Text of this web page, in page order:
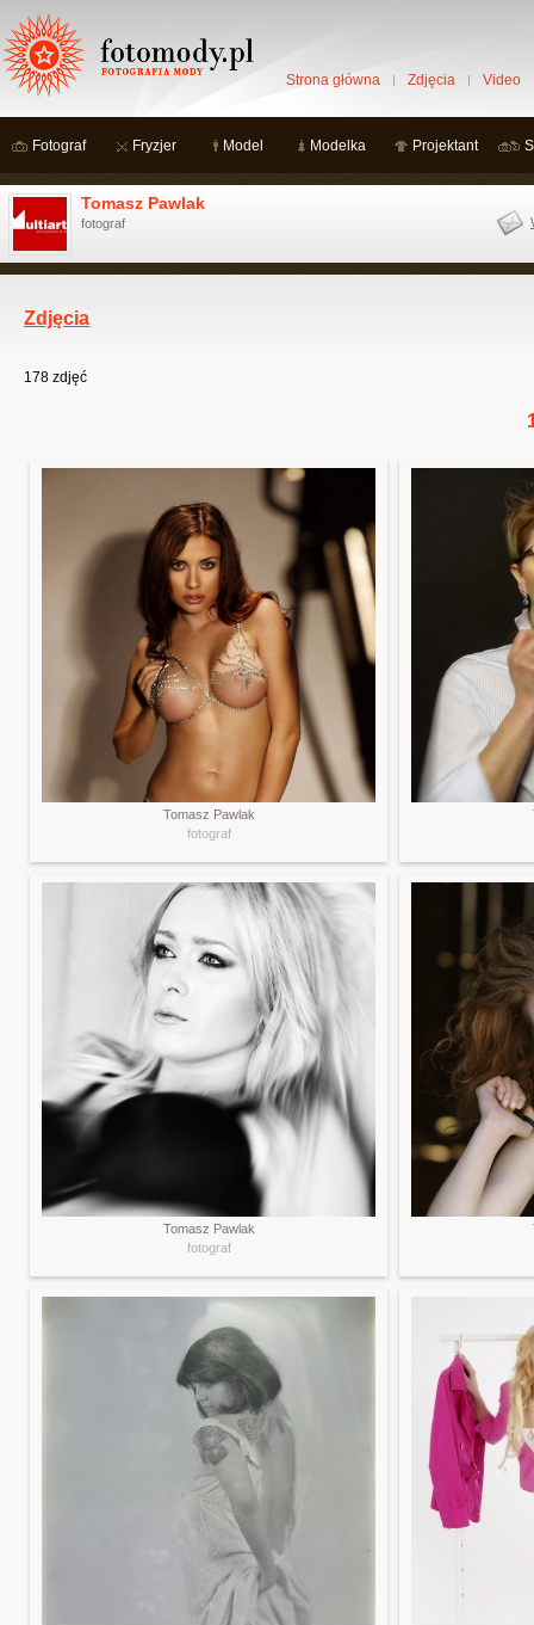
Strona główna Zdjęcia Video
Fotograf Fryzjer Model Modelka Projektant
Tomasz Pawlak
fotograf
Zdjęcia
178 zdjęć
Tomasz Pawlak
fotograf
Tomasz Pawlak
fotograf